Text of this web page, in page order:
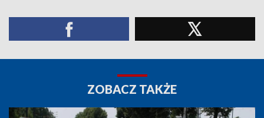
ZOBACZ TAKŻE